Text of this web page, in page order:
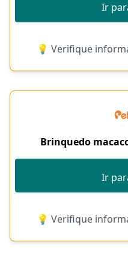
Ir
💡 Verifique
Brinquedo
Ir
💡 Verifique